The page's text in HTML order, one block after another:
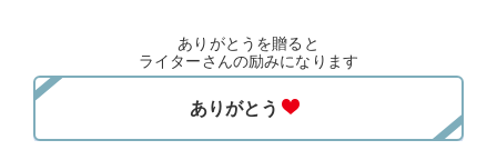
ありがとうを贈ると
ライターさんの励みになります